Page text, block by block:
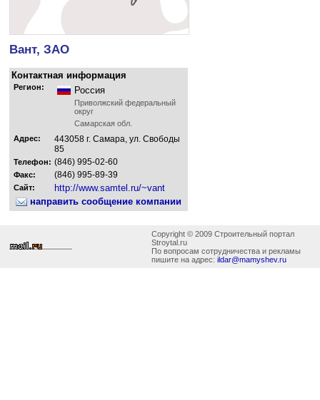
Вант, ЗАО
Контактная информация
Регион: Россия
Приволжский федеральный
округ
Самарская обл.
Адрес:
443058 г. Самара, ул. Свободы
85
Телефон: (846) 995-02-60
Факс: (846) 995-89-39
Сайт:
http://www.samtel.ru/~vant
направить сообщение компании
Copyright © 2009 Строительный портал
Stroytal.ru
По вопросам сотрудничества и рекламы
пишите на адрес: ildar@mamyshev.ru